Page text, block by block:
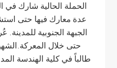
الحملة الحالية شارك في
الجبهة الجنوبية
طالباً في كلية الهندسة